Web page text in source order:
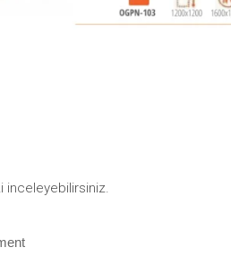
inceleyebilirsiniz.